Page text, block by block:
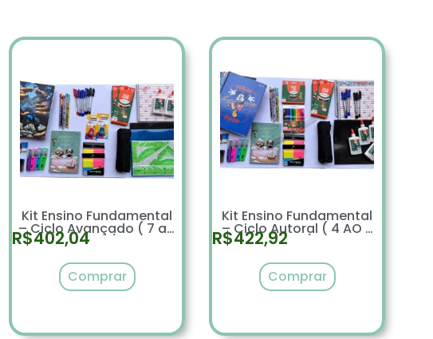
Kit Ensino Fundamental
– Ciclo Avançado ( 7 ao
9 ano)
R$402,04
Comprar
Kit Ensino Fundamental
– Ciclo Autoral ( 4 AO 6
ANO)
R$422,92
Comprar